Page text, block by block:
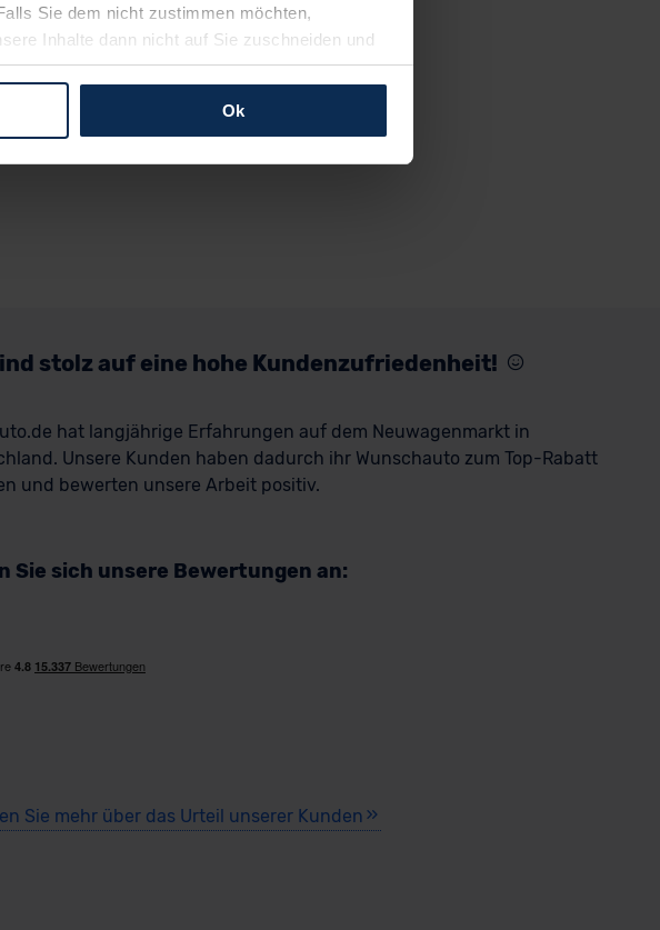
Sie dem nicht zustimmen möchten,
Inhalte dann nicht auf Sie zuschneiden und
können die Einstellungen jederzeit anpassen
Ok
stolz auf eine hohe Kundenzufriedenheit!
hat langjährige Erfahrungen auf dem Neuwagenmarkt in
Unsere Kunden haben dadurch ihr Wunschauto zum Top-Rabatt
und bewerten unsere Arbeit positiv.
Sie sich unsere Bewertungen an:
Sie mehr über das Urteil unserer Kunden